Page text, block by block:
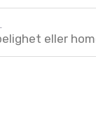
eller